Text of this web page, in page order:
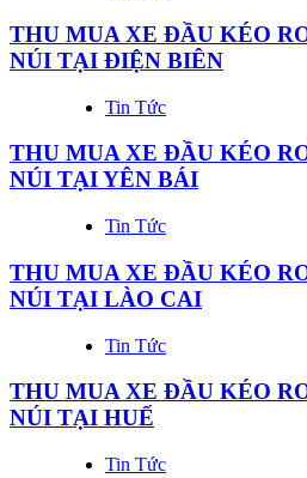
THU MUA XE ĐẦU KÉO
NÚI TẠI ĐIỆN BIÊN
Tin Tức
THU MUA XE ĐẦU KÉO
NÚI TẠI YÊN BÁI
Tin Tức
THU MUA XE ĐẦU KÉO
NÚI TẠI LÀO CAI
Tin Tức
THU MUA XE ĐẦU KÉO
NÚI TẠI HUẾ
Tin Tức